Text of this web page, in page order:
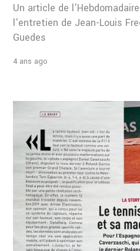
Un article de
l'entretien de Jean-Louis
Guedes
4 ans ago